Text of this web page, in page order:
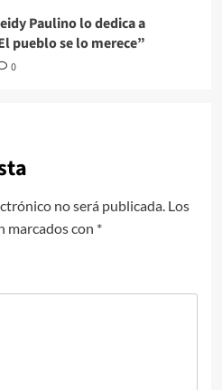
Paulino lo dedica a
pueblo se lo merece”
0
no será publicada. Los
marcados con *